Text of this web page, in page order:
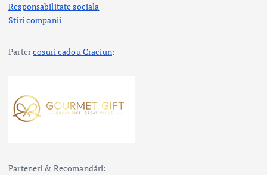
Responsabilitate sociala
Stiri companii
Partercosuri cadou Craciun:
Parteneri & Recomandări: